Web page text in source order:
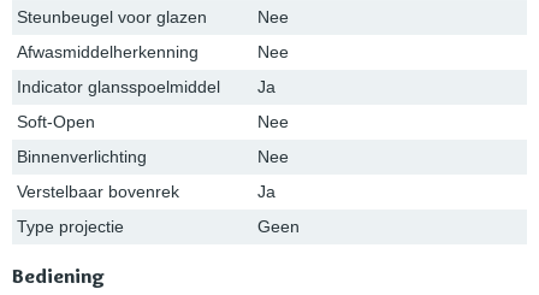
Steunbeugel voor glazen
Nee
Afwasmiddelherkenning
Nee
Indicator glansspoelmiddel
Ja
Soft-Open
Nee
Binnenverlichting
Nee
Verstelbaar bovenrek
Ja
Type projectie
Geen
Bediening